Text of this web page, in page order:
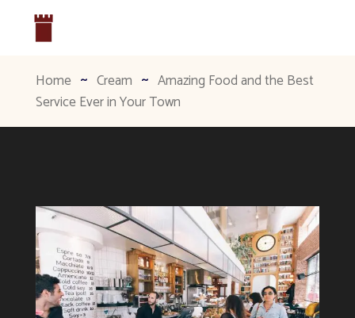
Home Cream
Amazing Food and the Best
Service Ever in Your Town